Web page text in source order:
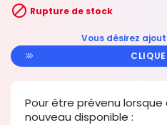
 Rupture de stock
Vous désirez
Pour être prévenu
nouveau disponible :